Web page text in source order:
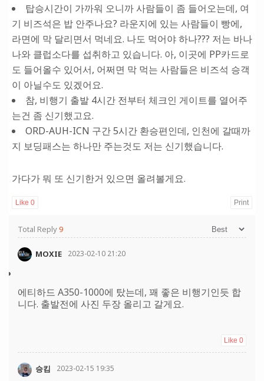
탑승시간이 가까워 오니까 사람들이 좀 들어오는데, 여
기 비즈석은 밥 안주나요? 라운지에 있는 사람들이 빵에,
라면에 막 달리면서 먹네요. 나도 먹어야 하나??? 저는 바나
나와 클럽소다를 섭취하고 있습니다. 아, 이곳에 PP카드로
도 들어올수 있어서, 어쩌면 막 먹는 사람들은 비즈석 승객
이 아닐수도 있겠어요.
참, 비행기 출발 4시간 전부터 체크인 게이트를 열어주
는건 좀 신기했고요.
ORD-AUH-ICN 구간 5시간 환승편인데, 인천에 갈때까
지 보딩패스는 하나만 주는것도 저는 신기했습니다.
가다가 뭐 또 신기한거 있으면 올려볼게요.
Like 0 Print
Total Reply9
MOXIE 2023-02-10 21:20
에티하드 A350-1000에 탔는데, 꽤 좋은 비행기인듯 합
니다. 출발전에 사진 두장 올리고 갈게요.
Like 0
승킴 2023-02-15 19:35